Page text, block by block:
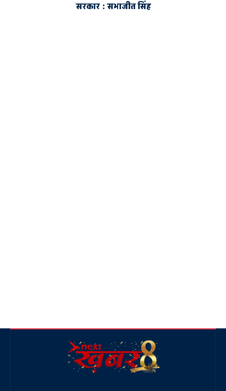
सरकार : सभाजीत सिंह